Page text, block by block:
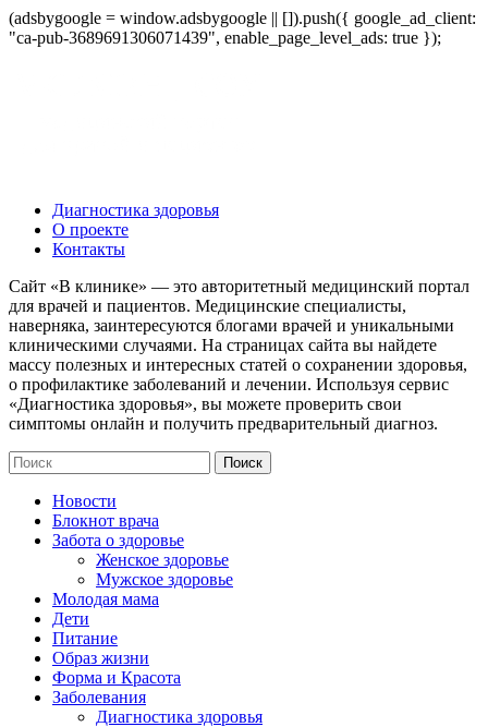
(adsbygoogle = window.adsbygoogle || []).push({ google_ad_client:
"ca-pub-3689691306071439", enable_page_level_ads: true });
Диагностика здоровья
О проекте
Контакты
Сайт «В клинике» — это авторитетный медицинский портал
для врачей и пациентов. Медицинские специалисты,
наверняка, заинтересуются блогами врачей и уникальными
клиническими случаями. На страницах сайта вы найдете
массу полезных и интересных статей о сохранении здоровья,
о профилактике заболеваний и лечении. Используя сервис
«Диагностика здоровья», вы можете проверить свои
симптомы онлайн и получить предварительный диагноз.
Новости
Блокнот врача
Забота о здоровье
Женское здоровье
Мужское здоровье
Молодая мама
Дети
Питание
Образ жизни
Форма и Красота
Заболевания
Диагностика здоровья